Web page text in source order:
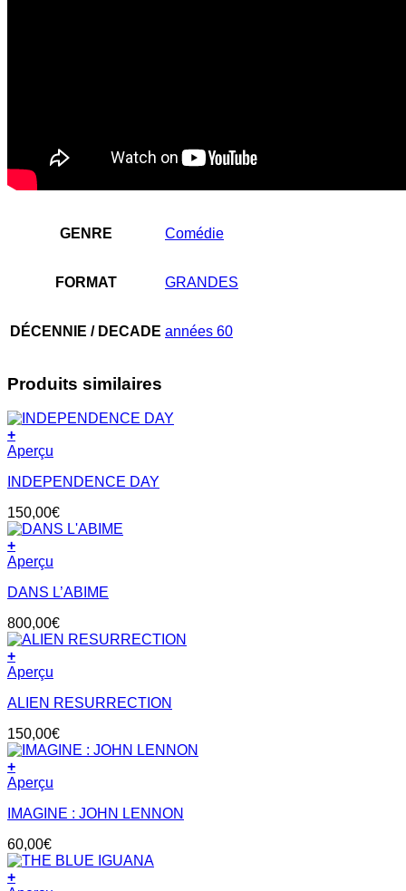
GENRE Comédie
FORMAT GRANDES
DÉCENNIE / DECADE années 60
Produits similaires
+
Aperçu
INDEPENDENCE DAY
150,00€
+
Aperçu
DANS L’ABIME
800,00€
+
Aperçu
ALIEN RESURRECTION
150,00€
+
Aperçu
IMAGINE : JOHN LENNON
60,00€
+